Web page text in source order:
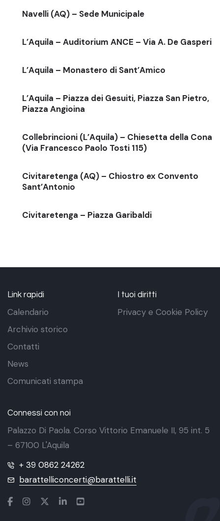
Navelli (AQ) – Sede Municipale
L’Aquila – Auditorium ANCE – Via A. De Gasperi
L’Aquila – Monastero di Sant’Amico
L’Aquila – Piazza dei Gesuiti, Piazza San Pietro,
Piazza Angioina
Collebrincioni (L’Aquila) – Chiesetta della Cona
(Via Francesco Paolo Tosti 115)
Civitaretenga (AQ) – Chiostro ex Convento
Sant’Antonio
Civitaretenga – Piazza Garibaldi
Link rapidi
Calendario
Archivio storico
Contatti
News
Comunicati stampa
I tuoi diritti
Privacy e Cookie Policy
Connessi con noi
Palazzo Di Paola. Corso Vittorio Emanuele II, 95 int. 5
– 67100 L'Aquila
+ 39 0862 24262
barattelliconcerti@barattelli.it